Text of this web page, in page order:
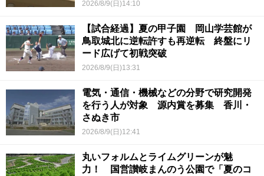
2026/8/9(日)14:10
【試合経過】夏の甲子園 岡山学芸館が
鳥取城北に逆転許すも再逆転 終盤にリ
ード広げて初戦突破
2026/8/9(日)13:31
電気・通信・機械などの分野で研究開発
を行う人が対象 源内賞を募集 香川・
さぬき市
2026/8/9(日)12:41
丸いフォルムとライムグリーンが魅
力！ 国営讃岐まんのう公園で「夏のコ